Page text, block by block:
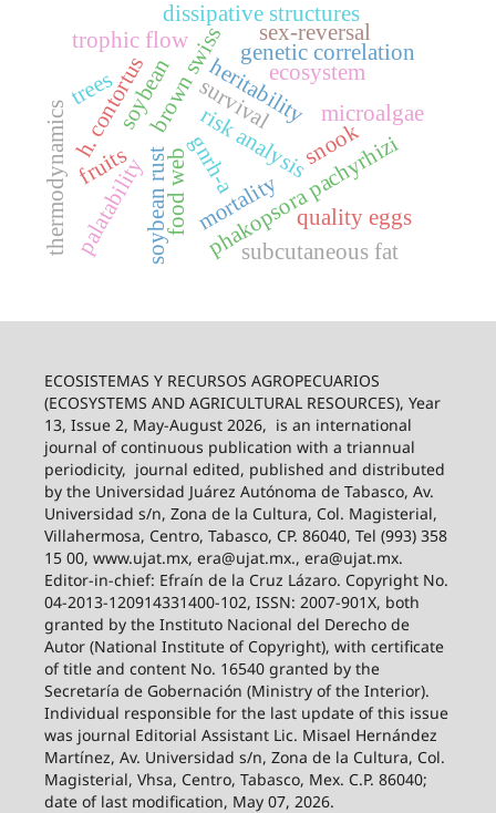
phakopsora pachyrhizi
soybean
soybean rust
risk analysis
brown swissheritability
genetic correlation
h. contortus snook
gnrh-a
quality eggs
palatability
fruits
trees ecosystem
trophic flow
food web
thermodynamics
dissipative structures
microalgae
mortality
sex-reversal
survival
subcutaneous fat
ECOSISTEMAS Y RECURSOS AGROPECUARIOS
(ECOSYSTEMS AND AGRICULTURAL RESOURCES), Year
13, Issue 2, May-August 2026, is an international
journal of continuous publication with a triannual
periodicity, journal edited, published and distributed
by the Universidad Juárez Autónoma de Tabasco, Av.
Universidad s/n, Zona de la Cultura, Col. Magisterial,
Villahermosa, Centro, Tabasco, CP. 86040, Tel (993) 358
15 00, www.ujat.mx, era@ujat.mx., era@ujat.mx.
Editor-in-chief: Efraín de la Cruz Lázaro. Copyright No.
04-2013-120914331400-102, ISSN: 2007-901X, both
granted by the Instituto Nacional del Derecho de
Autor (National Institute of Copyright), with certificate
of title and content No. 16540 granted by the
Secretaría de Gobernación (Ministry of the Interior).
Individual responsible for the last update of this issue
was journal Editorial Assistant Lic. Misael Hernández
Martínez, Av. Universidad s/n, Zona de la Cultura, Col.
Magisterial, Vhsa, Centro, Tabasco, Mex. C.P. 86040;
date of last modification, May 07, 2026.